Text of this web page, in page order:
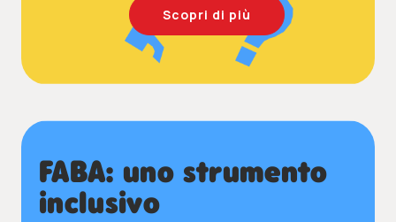
Scopri di più
FABA: uno strumento
inclusivo